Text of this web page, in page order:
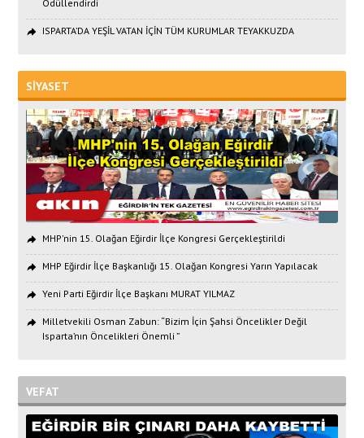
Ödüllendirdi
ISPARTA’DA YEŞİL VATAN İÇİN TÜM KURUMLAR TEYAKKUZDA
SİYASET
MHP'nin 15. Olağan Eğirdir İlçe Kongresi Gerçekleştirildi
MHP Eğirdir İlçe Başkanlığı 15. Olağan Kongresi Yarın Yapılacak
Yeni Parti Eğirdir İlçe Başkanı MURAT YILMAZ
Milletvekili Osman Zabun: “Bizim İçin Şahsi Öncelikler Değil
Isparta’nın Öncelikleri Önemli ”
VEFAT